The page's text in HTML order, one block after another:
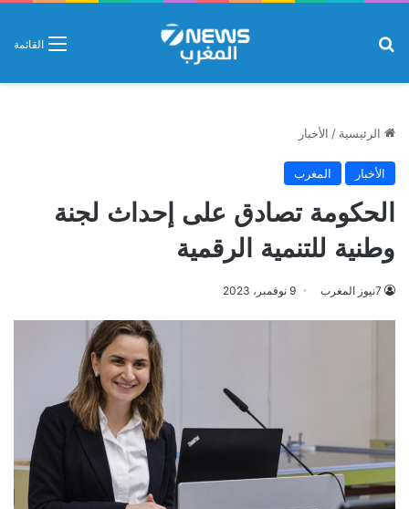
القائمة
الرئيسية / الأخبار
الأخبار المغرب
الحكومة تصادق على إحداث لجنة
وطنية للتنمية الرقمية
7نيوز المغرب 9 نوفمبر، 2023